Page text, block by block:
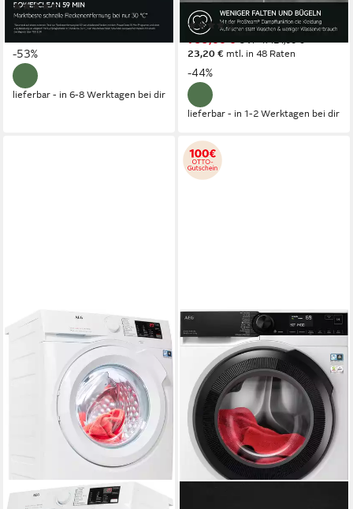
(7)
949,00 € UVP1.998,00 €
27,55 €
-53%
lieferbar - in 6-8 Werktagen bei dir
Produktdatenblatt
(15)
UVP1.424,00 €
23,20 € mtl. in 48 Raten
-44%
lieferbar - in 1-2 Werktagen bei dir